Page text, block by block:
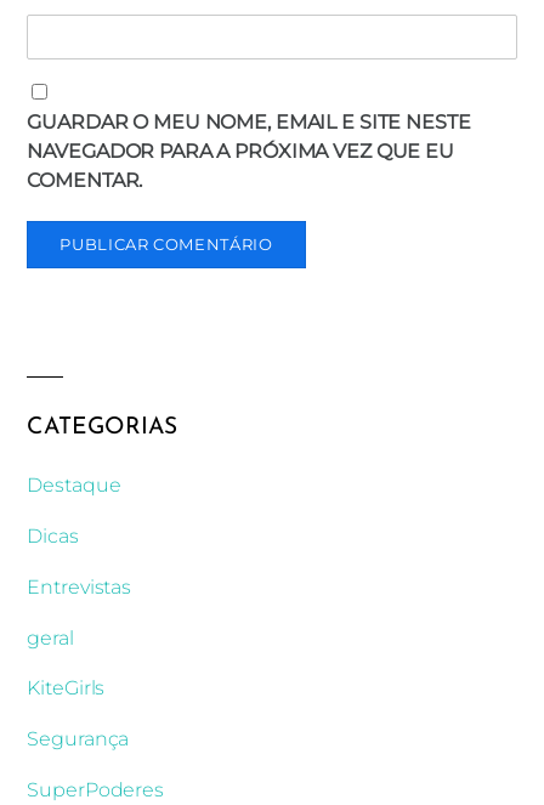
GUARDAR O MEU NOME, EMAIL E SITE NESTE
NAVEGADOR PARA A PRÓXIMA VEZ QUE EU
COMENTAR.
CATEGORIAS
Destaque
Dicas
Entrevistas
geral
KiteGirls
Segurança
SuperPoderes